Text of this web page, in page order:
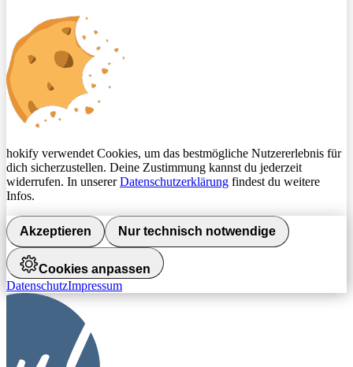
hokify verwendet Cookies, um das bestmögliche Nutzererlebnis für
dich sicherzustellen. Deine Zustimmung kannst du jederzeit
widerrufen. In unsererDatenschutzerklärung findest du weitere
Infos.
Akzeptieren Nur technisch notwendige
Cookies anpassen
DatenschutzImpressum